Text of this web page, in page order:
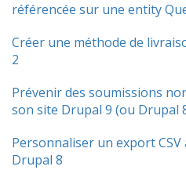
référencée sur une entity
Créer une méthode de
2
Prévenir des soumissions
son site Drupal 9 (ou Drupal
Personnaliser un export CSV
Drupal 8